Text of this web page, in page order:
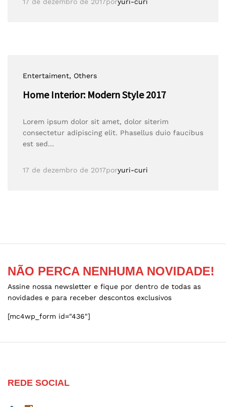
Entertaiment, Others
Home Interior: Modern Style 2017
Lorem ipsum dolor sit amet, dolor siterim
consectetur adipiscing elit. Phasellus duio faucibus
est sed…
17 de dezembro de 2017poryuri-curi
NÃO PERCA NENHUMA NOVIDADE!
Assine nossa newsletter e fique por dentro de todas as
novidades e para receber descontos exclusivos
[mc4wp_form id="436"]
REDE SOCIAL